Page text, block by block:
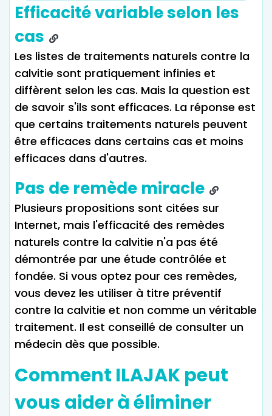
Efficacité variable selon les
cas
Les listes de traitements naturels contre la
calvitie sont pratiquement infinies et
diffèrent selon les cas. Mais la question est
de savoir s'ils sont efficaces. La réponse est
que certains traitements naturels peuvent
être efficaces dans certains cas et moins
efficaces dans d'autres.
Pas de remède miracle
Plusieurs propositions sont citées sur
Internet, mais l'efficacité des remèdes
naturels contre la calvitie n'a pas été
démontrée par une étude contrôlée et
fondée. Si vous optez pour ces remèdes,
vous devez les utiliser à titre préventif
contre la calvitie et non comme un véritable
traitement. Il est conseillé de consulter un
médecin dès que possible.
Comment ILAJAK peut
vous aider à éliminer